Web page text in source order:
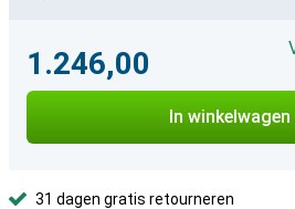
1.246,00
In winkelwagen
31 dagen gratis retourneren